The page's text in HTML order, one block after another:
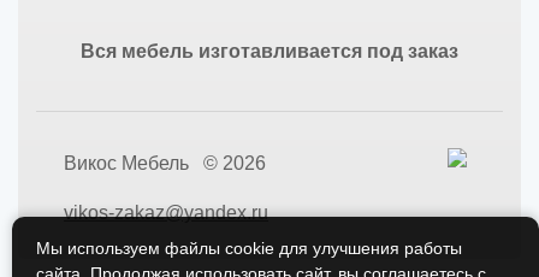
Вся мебель изготавливается под заказ
Викос Мебель © 2026
vikos-zakaz@yandex.ru
Мы используем файлы cookie для улучшения работы